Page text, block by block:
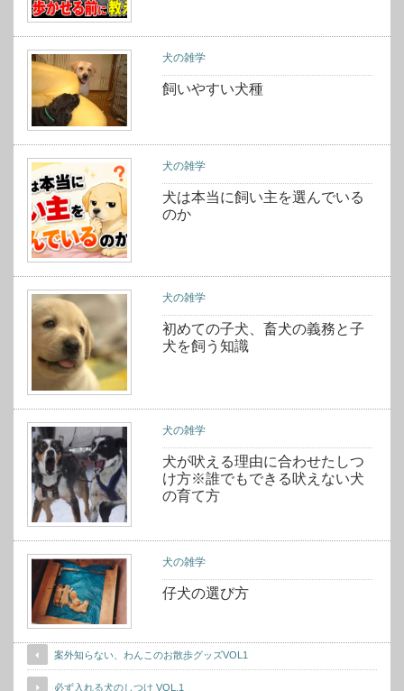
犬の雑学
飼いやすい犬種
犬の雑学
犬は本当に飼い主を選んでいる
のか
犬の雑学
初めての子犬、畜犬の義務と子
犬を飼う知識
犬の雑学
犬が吠える理由に合わせたしつ
け方※誰でもできる吠えない犬
の育て方
犬の雑学
仔犬の選び方
案外知らない、わんこのお散歩グッズVOL1
必ず入れる犬のしつけ VOL.1